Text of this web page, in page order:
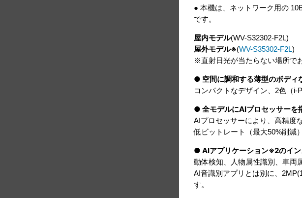
● 本機は、ネットワーク用の
です。
屋内モデル(WV-S32302-F2L)
屋外モデル※(WV-S35302-F2L)
※直射日光が当たらない場所で
● 空間に調和する薄型のボディ
コンパクトなデザイン、2色（i-
● 全モデルにAIプロセッサーを
AIプロセッサーにより、高精度
低ビットレート（最大50%削減
● AIアプリケーション※2のイン
動体検知、人物属性識別、車両
AI音識別アプリとは別に、
す。